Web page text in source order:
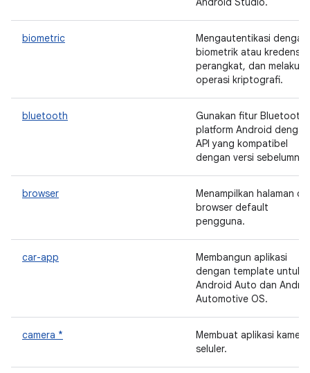
biometric
Mengautentikasi dengan
biometrik atau kredensial
perangkat, dan
operasi kriptografi.
bluetooth
Gunakan fitur Bluetooth
platform Android dengan
API yang kompatibel
dengan versi
browser
Menampilkan halaman di
browser default
pengguna.
car-app
Membangun aplikasi
dengan template untuk
Android Auto dan
Automotive OS.
camera *
Membuat aplikasi kamera
seluler.